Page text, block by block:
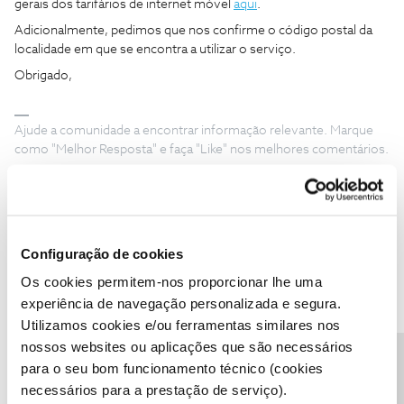
Configuração de cookies
Os cookies permitem-nos proporcionar lhe uma
experiência de navegação personalizada e segura.
Utilizamos cookies e/ou ferramentas similares nos
nossos websites ou aplicações que são necessários
para o seu bom funcionamento técnico (cookies
necessários para a prestação de serviço).
gerais dos tarifários de internet móvel aqui.
Adicionalmente, pedimos que nos confirme o código postal da
localidade em que se encontra a utilizar o serviço.
Obrigado,
Ajude a comunidade a encontrar informação relevante. Marque
como "Melhor Resposta" e faça "Like" nos melhores comentários.
V Vaz Silva
são a meo e a nowo, não se justifica o dito congestionamento
por parte da NOS. Claramente existe uma avaria que a NOS tem
conhecimento e nada faz para resolver. E continuamente debita o
valor dos serviços sabendo a partida que as pessoas não estão a
usufruir dos mesmos. Fica aqui o código postal. 7040-638